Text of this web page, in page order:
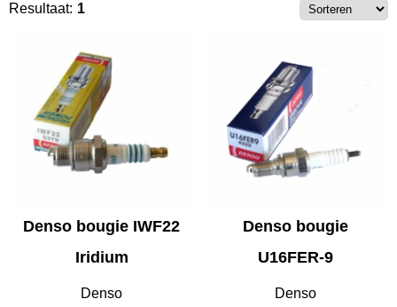
Resultaat: 1
Denso bougie IWF22
Iridium
Denso
Denso bougie
U16FER-9
Denso